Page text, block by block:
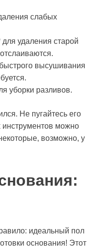
слабых
удаления старой
высушивания
уборки разливов.
Не пугайтесь его
инструментов можно
возможно, у
идеальный пол
основания! Этот